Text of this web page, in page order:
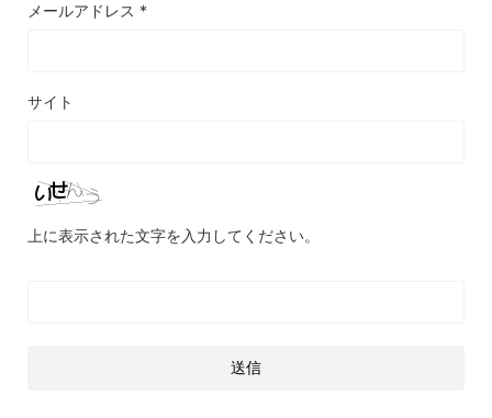
メールアドレス *
サイト
上に表示された文字を入力してください。